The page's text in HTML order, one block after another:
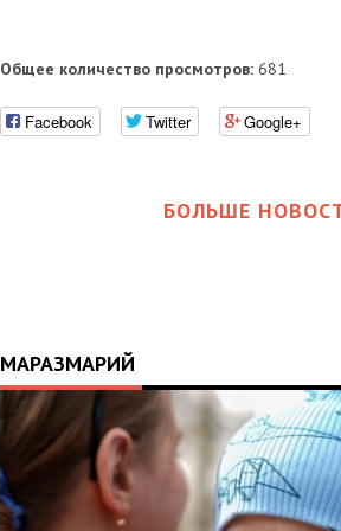
Общее количество просмотров:681
Facebook Twitter Google+
БОЛЬШЕ
МАРАЗМАРИЙ